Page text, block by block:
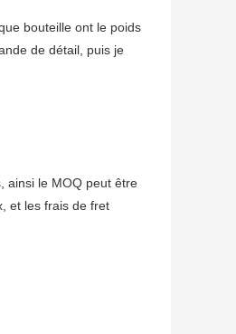
bouteille ont le poids
de détail, puis je
ainsi le MOQ peut être
et les frais de fret